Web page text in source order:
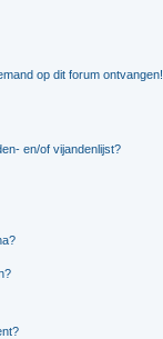
op dit forum ontvangen!
en/of vijandenlijst?